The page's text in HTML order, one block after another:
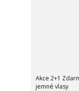
Akce 2+1
jemné vlasy